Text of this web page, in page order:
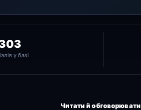
у базі
Читати й обговорювати